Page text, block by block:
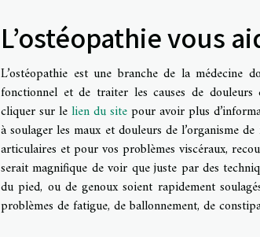
L’ostéopathie vous
L’ostéopathie est une branche de la
fonctionnel et de traiter les causes de
cliquer sur lelien du sitepour avoir plus
à soulager les maux et douleurs de l’organisme
articulaires et pour vos problèmes viscéraux,
serait magnifique de voir que juste par des
du pied, ou de genoux soient rapidement
problèmes de fatigue, de ballonnement, de